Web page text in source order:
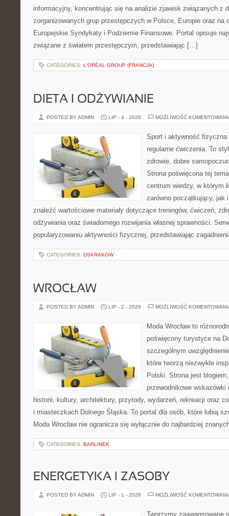
informacyjny, koncentrując się na analizie zjawisk związanych z
zorganizowanych grup przestępczych w Polsce, Europie oraz na
Europejskie Syndykaty i Podziemie Finansowe. Portal opisuje
związane z światem przestępczym, przedstawiając […]
CATEGORIES: L'ORÉAL GROUP (FRANCJA)
DIETA I ODŻYWIANIE
POSTED BY ADMIN LIP - 4 - 2026 MOŻLIWOŚĆ
Sport i aktywność
regularne ćwiczenia. To
zdrowie, dobre
Strona poświęcona tej
centrum wiedzy, w którym
zarówno początkujący, jak
znaleźć wartościowe materiały dotyczące treningów, ćwiczeń,
odżywiania oraz świadomego rozwijania własnej sprawności.
popularyzowaniu aktywności fizycznej, przedstawiając
CATEGORIES: DSKRAKOW
WROCŁAW
POSTED BY ADMIN LIP - 2 - 2026 MOŻLIWOŚĆ
Moda Wrocław to
poświęcony turystyce na
szczególnym
które tworzą niezwykle
Polski. Strona jest
przewodnikowe
historii, kultury, architektury, przyrody, wydarzeń, rekreacji oraz
i miasteczkach Dolnego Śląska. To portal dla osób, które lubią
Moda Wrocław nie ogranicza się wyłącznie do najbardziej
CATEGORIES: BARLINEK
ENERGETYKA I ZASOBY
POSTED BY ADMIN LIP - 1 - 2026 MOŻLIWOŚĆ
Tworzymy zaawansowane